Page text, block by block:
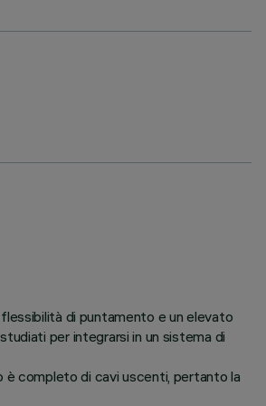
di puntamento e un elevato
per integrarsi in un sistema di
è completo di cavi uscenti, pertanto la